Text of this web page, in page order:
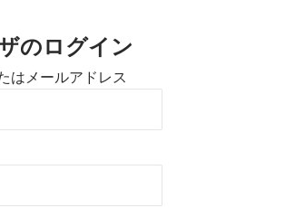
のログイン
はメールアドレス